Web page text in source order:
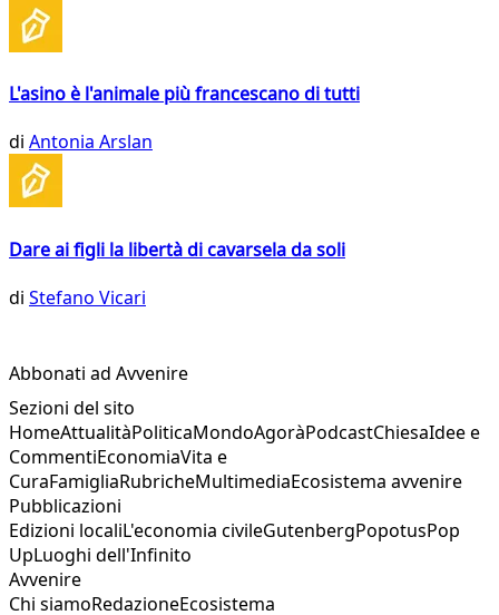
L'asino è l'animale più francescano di tutti
di Antonia Arslan
Dare ai figli la libertà di cavarsela da soli
di Stefano Vicari
Abbonati ad Avvenire
Sezioni del sito
HomeAttualitàPoliticaMondoAgoràPodcastChiesaIdee e
CommentiEconomiaVita e
CuraFamigliaRubricheMultimediaEcosistema avvenire
Pubblicazioni
Edizioni localiL'economia civileGutenbergPopotusPop
UpLuoghi dell'Infinito
Avvenire
Chi siamoRedazioneEcosistema